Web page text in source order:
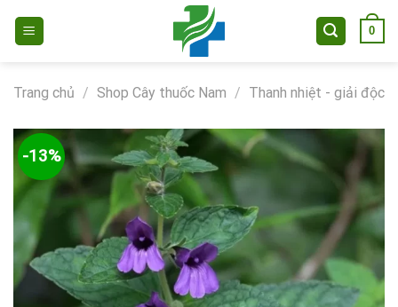
0
Trang chủ / Shop Cây thuốc Nam / Thanh nhiệt - giải độc
-13%